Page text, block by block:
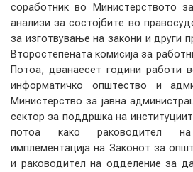
ВИДЕО
КОНТАКТ
МК
соработник во Министерството
анализи за состојбите во
за изготвување на закони и други
Второстепената комисија за
Потоа, дванаесет години работи
информатичко општество и
Министерство за јавна
сектор за поддршка на
потоа како раководител
имплементација на Законот за
и раководител на одделение за